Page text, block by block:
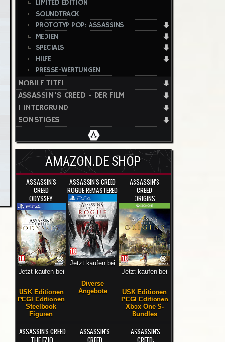
LIMITED EDITION
SOUNDTRACK
PROTOTYP POP: ASSASSINS
MEDIEN
SPECIALS
HILFE
PRESSE-WERTUNGEN
MOBILE TITEL
ASSASSIN'S CREED - DER FILM
HINTERGRUND
SONSTIGES
AMAZON.DE SHOP
ASSASSIN'S
CREED
ODYSSEY
Jetzt kaufen bei
USK Editionen
PEGI Editionen
Steelbook
Figuren
ASSASSIN'S CREED
ROGUE REMASTERED
Jetzt kaufen bei
Diverse
Angebote
ASSASSIN'S
CREED
ORIGINS
Jetzt kaufen bei
USK Editionen
PEGI Editionen
Xbox One S-
Bundles
ASSASSIN'S CREED
THE EZIO
ASSASSIN'S
CREED
ASSASSIN'S
CREED: